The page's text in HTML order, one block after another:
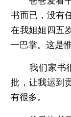
书而已，没有
在我姐姐四五
一巴掌。这是
我们家书很
批，让我运到
有很多。